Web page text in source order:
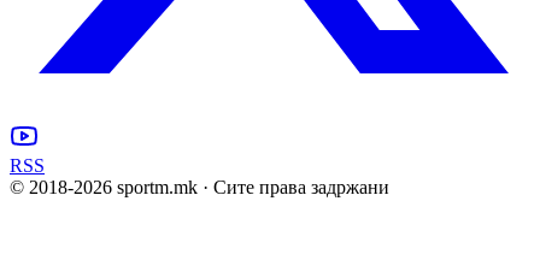
RSS
© 2018-2026 sportm.mk · Сите права задржани